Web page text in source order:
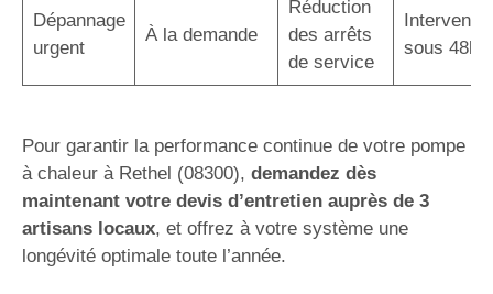
Dépannage
urgent
À la demande
Réduction
des arrêts
de service
sous 48h
Pour garantir la performance continue de votre pompe
à chaleur à Rethel (08300), demandez dès
maintenant votre devis d’entretien auprès de 3
artisans locaux, et offrez à votre système une
longévité optimale toute l’année.